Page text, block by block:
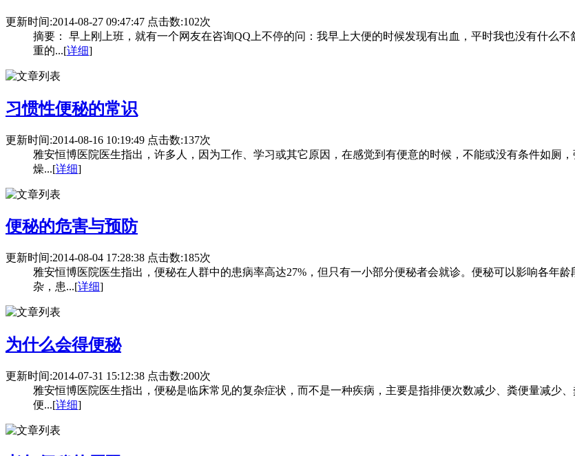
更新时间:2014-08-27 09:47:47 点击数:102次
摘要： 早上刚上班，就有一个网友在咨询QQ上不停的问：我早上大便的时候发现有出血，平时我也没有什么
重的...[详细]
习惯性便秘的常识
更新时间:2014-08-16 10:19:49 点击数:137次
雅安恒博医院医生指出，许多人，因为工作、学习或其它原因，在感觉到有便意的时候，不能或没有条件如厕
燥...[详细]
便秘的危害与预防
更新时间:2014-08-04 17:28:38 点击数:185次
雅安恒博医院医生指出，便秘在人群中的患病率高达27%，但只有一小部分便秘者会就诊。便秘可以影响各年
杂，患...[详细]
为什么会得便秘
更新时间:2014-07-31 15:12:38 点击数:200次
雅安恒博医院医生指出，便秘是临床常见的复杂症状，而不是一种疾病，主要是指排便次数减少、粪便量减少
便...[详细]